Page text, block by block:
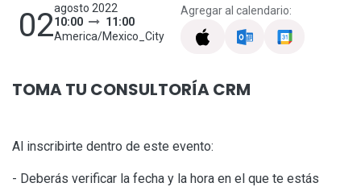
02agosto 2022
10:00
11:00
America/Mexico_City
Agregar al calendario:
TOMA TU CONSULTORÍA CRM
Al inscribirte dentro de este evento:
- Deberás verificar la fecha y la hora en el que te estás